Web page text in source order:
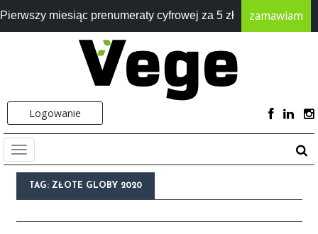
Pierwszy miesiąc prenumeraty cyfrowej za 5 zł zamawiam
Logowanie
TAG: ZŁOTE GLOBY 2020